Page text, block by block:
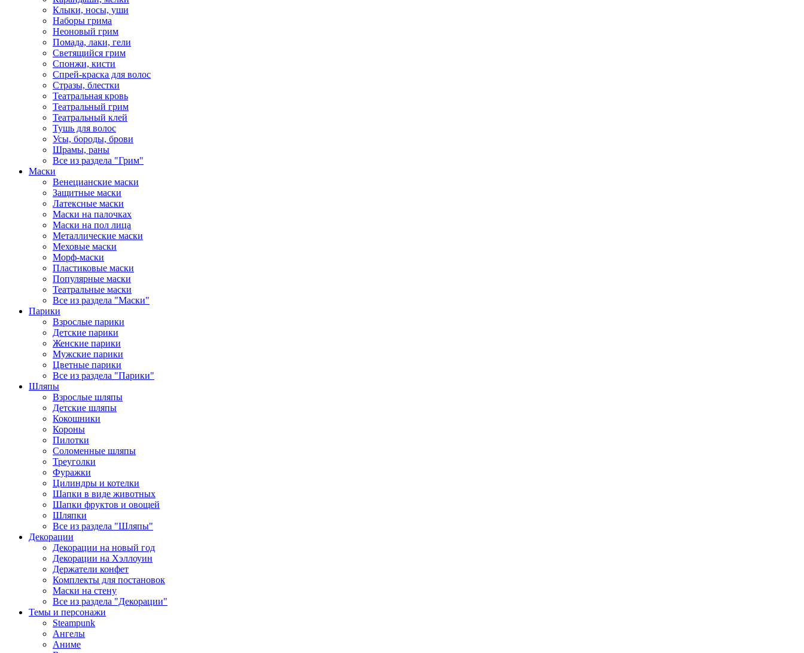
Клыки, носы, уши
Наборы грима
Неоновый грим
Помада, лаки, гели
Светящийся грим
Спонжи, кисти
Спрей-краска для волос
Стразы, блестки
Театральная кровь
Театральный грим
Театральный клей
Тушь для волос
Усы, бороды, брови
Шрамы, раны
Все из раздела "Грим"
Маски
Венецианские маски
Защитные маски
Латексные маски
Маски на палочках
Маски на пол лица
Металлические маски
Меховые маски
Морф-маски
Пластиковые маски
Популярные маски
Театральные маски
Все из раздела "Маски"
Парики
Взрослые парики
Детские парики
Женские парики
Мужские парики
Цветные парики
Все из раздела "Парики"
Шляпы
Взрослые шляпы
Детские шляпы
Кокошники
Короны
Пилотки
Соломенные шляпы
Треуголки
Фуражки
Цилиндры и котелки
Шапки в виде животных
Шапки фруктов и овощей
Шляпки
Все из раздела "Шляпы"
Декорации
Декорации на новый год
Декорации на Хэллоуин
Держатели конфет
Комплекты для постановок
Маски на стену
Все из раздела "Декорации"
Темы и персонажи
Steampunk
Ангелы
Аниме